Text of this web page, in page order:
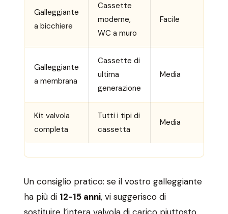
Galleggiante
a bicchiere
Cassette
moderne,
WC a muro
Facile
Galleggiante
a membrana
Cassette di
ultima
generazione
Media
Kit valvola
completa
Tutti i tipi di
cassetta
Media
Un consiglio pratico: se il vostro galleggiante
ha più di 12-15 anni, vi suggerisco di